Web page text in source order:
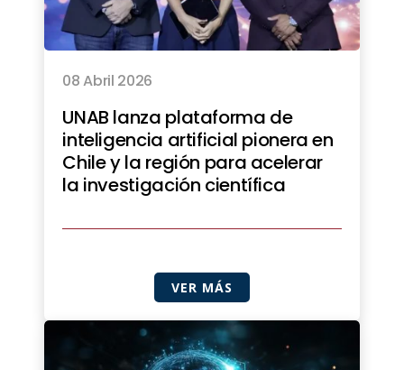
08 Abril 2026
UNAB lanza plataforma de
inteligencia artificial pionera en
Chile y la región para acelerar
la investigación científica
VER MÁS